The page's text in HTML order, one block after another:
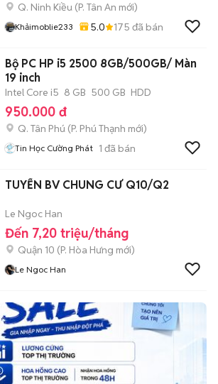
Q. Ninh Kiều (P. Tân An mới)
Khảimoblie233 5.0 175 đã bán
Bộ PC HP i5 2500 8GB/500GB/ Màn
19 inch
Intel Core i5 8 GB 500 GB HDD
950.000 đ
Q. Tân Phú (P. Phú Thạnh mới)
Tin Học Cường Phát 1 đã bán
TUYỂN BV CHUNG CƯ Q10/Q2
Le Ngoc Han
Đến 7,20 triệu/tháng
Quận 10 (P. Hòa Hưng mới)
Le Ngoc Han